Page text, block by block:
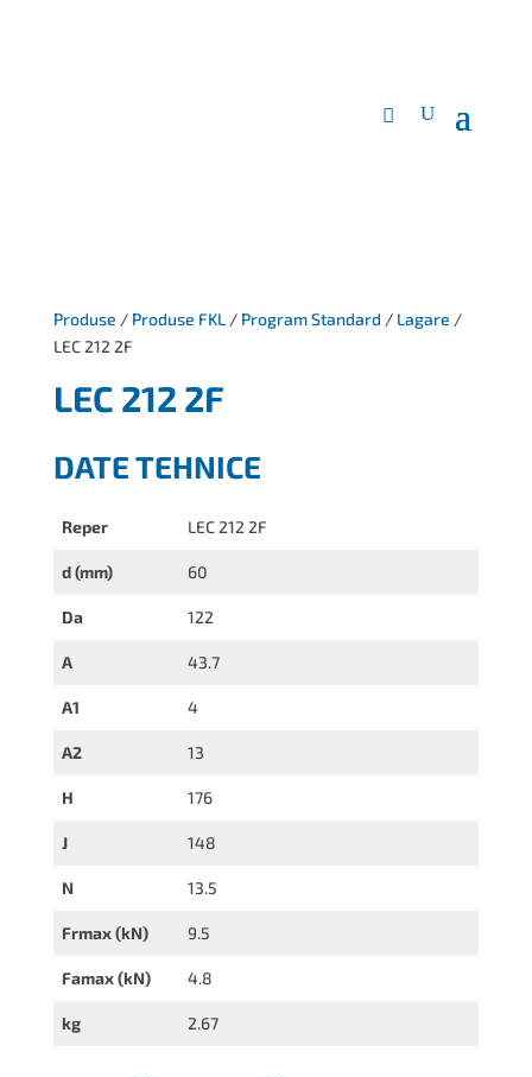
Produse / Produse FKL/ Program Standard / Lagare /
LEC 212 2F
LEC 212 2F
DATE TEHNICE
Reper LEC 212 2F
d (mm) 60
Da 122
A 43.7
A1 4
A2 13
H 176
J 148
N 13.5
Frmax (kN) 9.5
Famax (kN) 4.8
kg 2.67